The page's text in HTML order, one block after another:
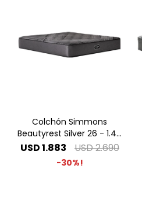
Colchón Simmons
Beautyrest Silver 26 - 1.40
x 1.90 2 Plazas
USD1.883 USD2.690
30